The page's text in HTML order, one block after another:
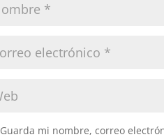
Guarda mi nombre, correo